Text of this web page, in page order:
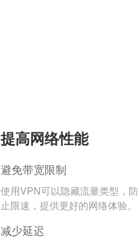
提高网络性能
避免带宽限制
使用VPN可以隐藏流量类型，防
止限速，提供更好的网络体验。
减少延迟